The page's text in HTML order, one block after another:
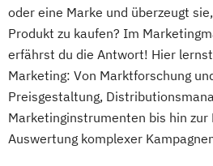
oder eine Marke und überzeugt
Produkt zu kaufen? Im
erfährst du die Antwort! Hier
Marketing: Von Marktforschung
Preisgestaltung,
Marketinginstrumenten bis hin zur
Auswertung komplexer